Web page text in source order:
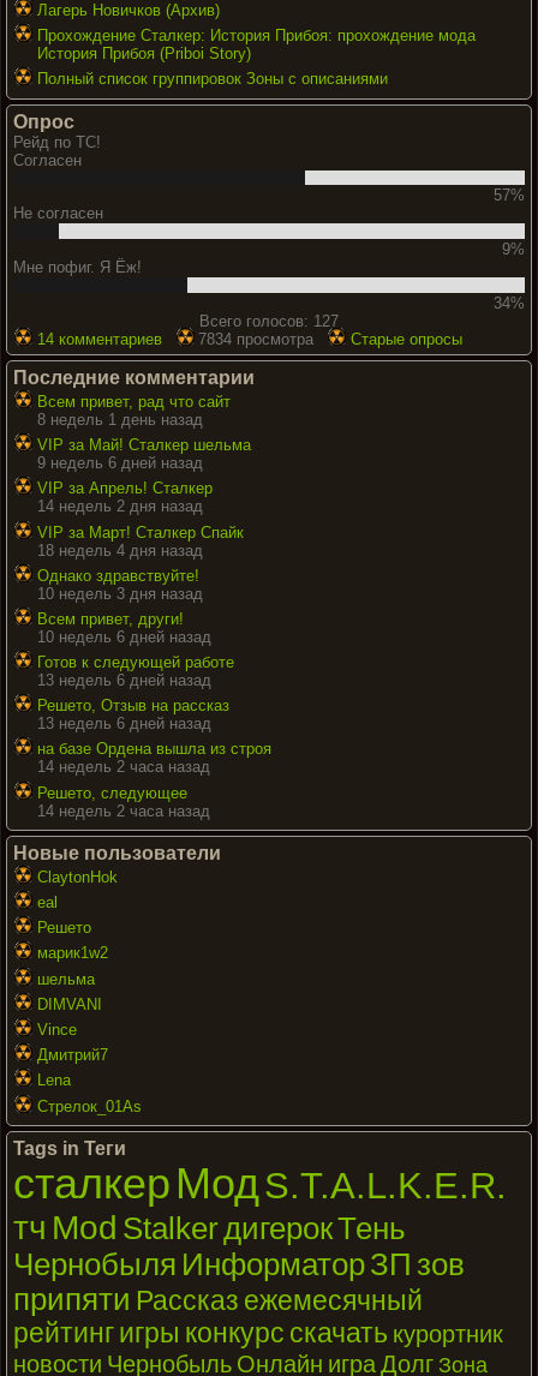
Лагерь Новичков (Архив)
Прохождение Сталкер: История Прибоя: прохождение мода
История Прибоя (Priboi Story)
Полный список группировок Зоны с описаниями
Опрос
Рейд по ТС!
Согласен
57%
Не согласен
9%
Мне пофиг. Я Ёж!
34%
Всего голосов: 127
14 комментариев
7834 просмотра Старые опросы
Последние комментарии
Всем привет, рад что сайт
8 недель 1 день назад
VIP за Май! Сталкер шельма
9 недель 6 дней назад
VIP за Апрель! Сталкер
14 недель 2 дня назад
VIP за Март! Сталкер Спайк
18 недель 4 дня назад
Однако здравствуйте!
10 недель 3 дня назад
Всем привет, други!
10 недель 6 дней назад
Готов к следующей работе
13 недель 6 дней назад
Решето, Отзыв на рассказ
13 недель 6 дней назад
на базе Ордена вышла из строя
14 недель 2 часа назад
Решето, следующее
14 недель 2 часа назад
Новые пользователи
ClaytonHok
eal
Решето
марик1w2
шельма
DIMVANI
Vince
Дмитрий7
Lena
Стрелок_01As
Tags in Теги
сталкер МодS.T.A.L.K.E.R.
тч Mod StalkerдигерокТень
Чернобыля ИнформаторЗП зов
припяти Рассказ ежемесячный
рейтингигры конкурс скачать курортник
новости Чернобыль Онлайн играДолг Зона